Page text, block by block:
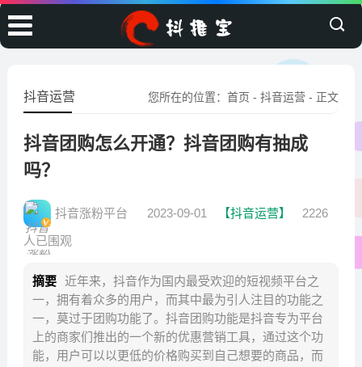
您所在的位置：首页 -抖音运营 - 正文
抖音运营
抖音团购怎么开通？抖音团购有抽成
吗？
抖音涨粉平台 2023-09-01 【抖音运营】
2226
人已围观
摘要 近年来，抖音作为国内最受欢迎的短视频平台之
一，拥有着众多的用户，而其中最为引人注目的功能之
一，莫过于团购功能了。抖音团购功能是抖音专为平台
上的商家们推出的一个新的优惠营销工具，通过这个功
能，用户可以以更低的价格购买到自己想要的商品，而